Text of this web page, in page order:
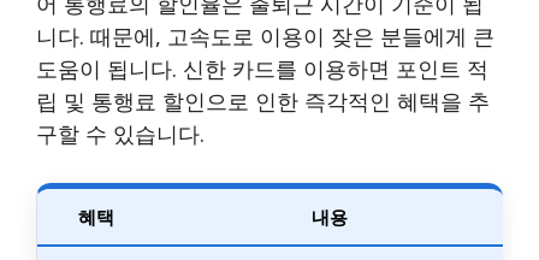
니다. 때문에, 고속도로 이용이 잦은 분들에게 큰
도움이 됩니다. 신한 카드를 이용하면 포인트 적
립 및 통행료 할인으로 인한 즉각적인 혜택을 추
구할 수 있습니다.
혜택 내용